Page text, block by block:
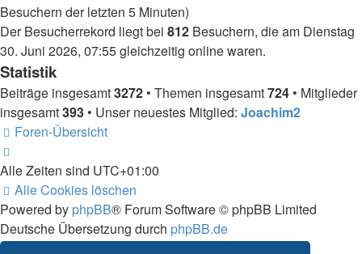
Besuchern der letzten 5 Minuten)
Der Besucherrekord liegt bei 812 Besuchern, die am Dienstag
30. Juni 2026, 07:55 gleichzeitig online waren.
Statistik
Beiträge insgesamt3272 • Themen insgesamt724 • Mitglieder
insgesamt393 • Unser neuestes Mitglied: Joachim2
Foren-Übersicht
Alle Zeiten sind UTC+01:00
Alle Cookies löschen
Powered by phpBB® Forum Software © phpBB Limited
Deutsche Übersetzung durch phpBB.de
Bereitgestellt durch skateshop.de